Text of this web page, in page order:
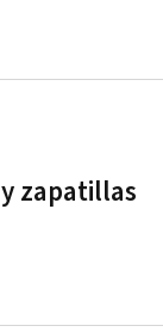
zapatillas